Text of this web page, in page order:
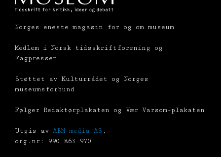
Norges eneste magasin for og om museum
Medlem i Norsk tidsskriftforening og
Fagpressen
Støttet av Kulturrådet og Norges
museumsforbund
Følger Redaktørplakaten og Vær Varsom-plakaten
Utgis av ABM-media AS ,
org.nr: 990 863 970